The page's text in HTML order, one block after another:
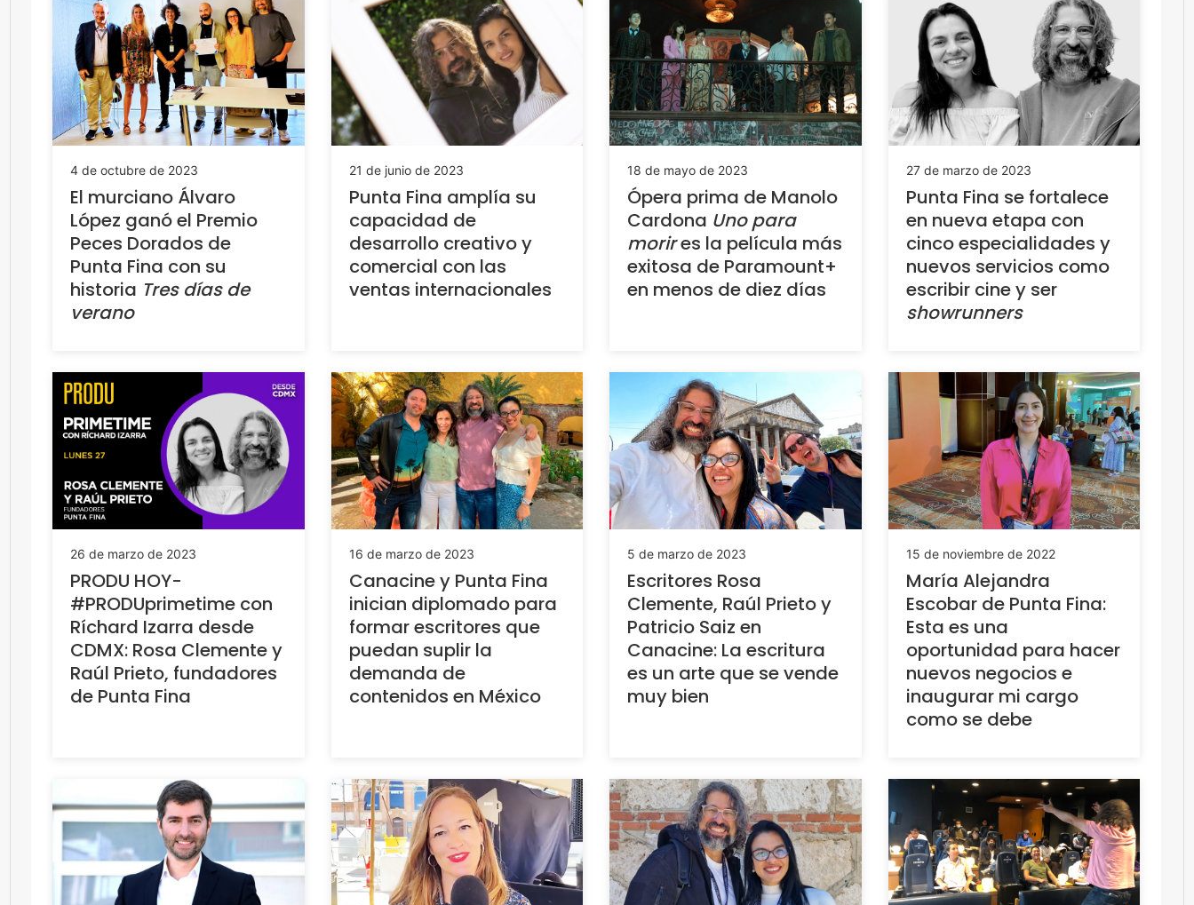
4 de octubre de 2023
El murciano Álvaro
López ganó el Premio
Peces Dorados de
Punta Fina con su
historia Tres días de
verano
21 de junio de 2023
Punta Fina amplía su
capacidad de
desarrollo creativo y
comercial con las
ventas internacionales
18 de mayo de 2023
Ópera prima de Manolo
Cardona Uno para
morires la película más
exitosa de Paramount+
en menos de diez días
27 de marzo de 2023
Punta Fina se fortalece
en nueva etapa con
cinco especialidades y
nuevos servicios como
escribir cine y ser
showrunners
26 de marzo de 2023
PRODU HOY-
#PRODUprimetime con
Ríchard Izarra desde
CDMX: Rosa Clemente y
Raúl Prieto, fundadores
de Punta Fina
16 de marzo de 2023
Canacine y Punta Fina
inician diplomado para
formar escritores que
puedan suplir la
demanda de
contenidos en México
5 de marzo de 2023
Escritores Rosa
Clemente, Raúl Prieto y
Patricio Saiz en
Canacine: La escritura
es un arte que se vende
muy bien
15 de noviembre de 2022
María Alejandra
Escobar de Punta Fina:
Esta es una
oportunidad para hacer
nuevos negocios e
inaugurar mi cargo
como se debe